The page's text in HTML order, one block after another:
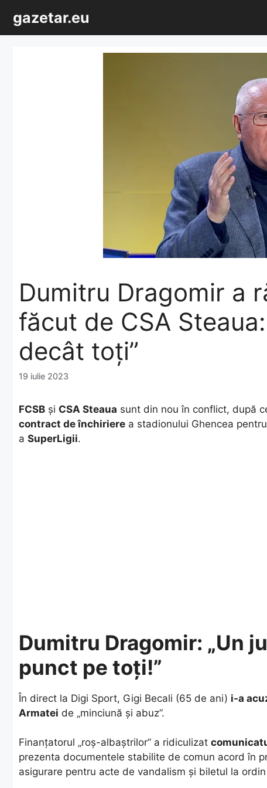
conținut
gazetar.eu
Dumitru Dragomir a
făcut de CSA
decât toți”
19 iulie 2023
FCSB și CSA Steaua sunt din nou în conflict, după
contract de închiriere a stadionului Ghencea pentru
a SuperLigii.
Dumitru Dragomir: „Un
punct pe toți!”
În direct la Digi Sport, Gigi Becali (65 de ani) i-a
Armatei de „minciună și abuz”.
Finanțatorul „roș-albaștrilor” a ridiculizat
prezenta documentele stabilite de comun acord în
asigurare pentru acte de vandalism și biletul la